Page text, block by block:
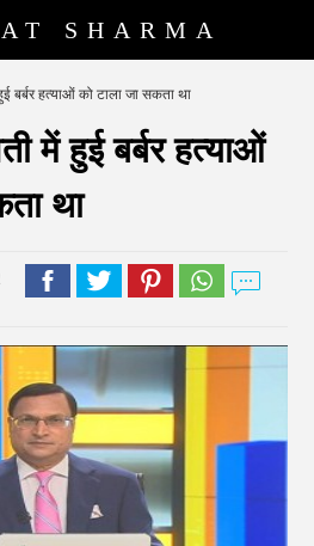
SHARMA
बर्बर हत्याओं को टाला जा सकता था
में हुई बर्बर हत्याओं
था